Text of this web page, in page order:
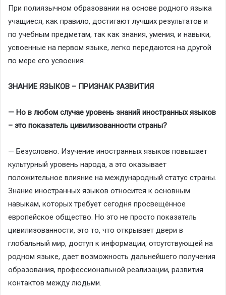
При полиязычном образовании на основе родного языка
учащиеся, как правило, достигают лучших результатов и
по учебным предметам, так как знания, умения, и навыки,
усвоенные на первом языке, легко передаются на другой
по мере его усвоения.
ЗНАНИЕ ЯЗЫКОВ – ПРИЗНАК РАЗВИТИЯ
— Но в любом случае уровень знаний иностранных языков
– это показатель цивилизованности страны?
— Безусловно. Изучение иностранных языков повышает
культурный уровень народа, а это оказывает
положительное влияние на международный статус страны.
Знание иностранных языков относится к основным
навыкам, которых требует сегодня просвещённое
европейское общество. Но это не просто показатель
цивилизованности, это то, что открывает двери в
глобальный мир, доступ к информации, отсутствующей на
родном языке, дает возможность дальнейшего получения
образования, профессиональной реализации, развития
контактов между людьми.